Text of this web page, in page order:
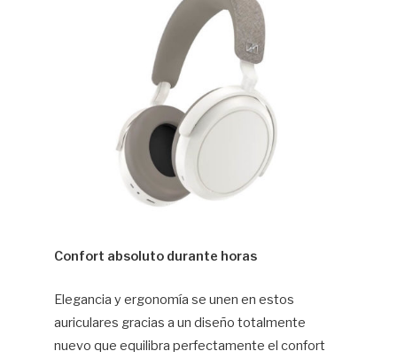
Confort absoluto durante horas
Elegancia y ergonomía se unen en estos
auriculares gracias a un diseño totalmente
nuevo que equilibra perfectamente el confort